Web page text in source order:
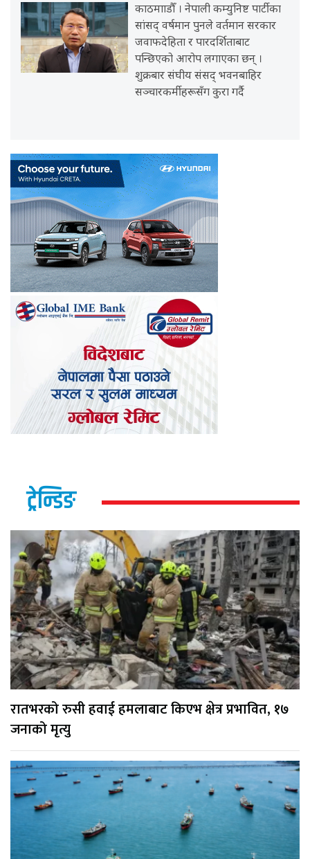
काठमााडौँ । नेपाली कम्युनिष्ट पार्टीका
सांसद् वर्षमान पुनले वर्तमान सरकार
जवाफदेहिता र पारदर्शिताबाट
पन्छिएको आरोप लगाएका छन् ।
शुक्रबार संघीय संसद् भवनबाहिर
सञ्चारकर्मीहरूसँग कुरा गर्दै
ट्रेन्डिङ
रातभरको रुसी हवाई हमलाबाट किएभ क्षेत्र प्रभावित, १७
जनाको मृत्यु